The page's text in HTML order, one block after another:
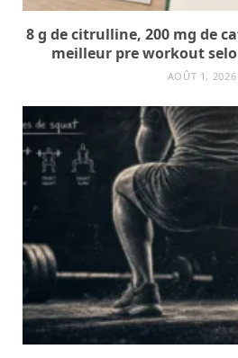
8 g de citrulline, 200 mg de
meilleur pre workout
AOÛT 1, 2026